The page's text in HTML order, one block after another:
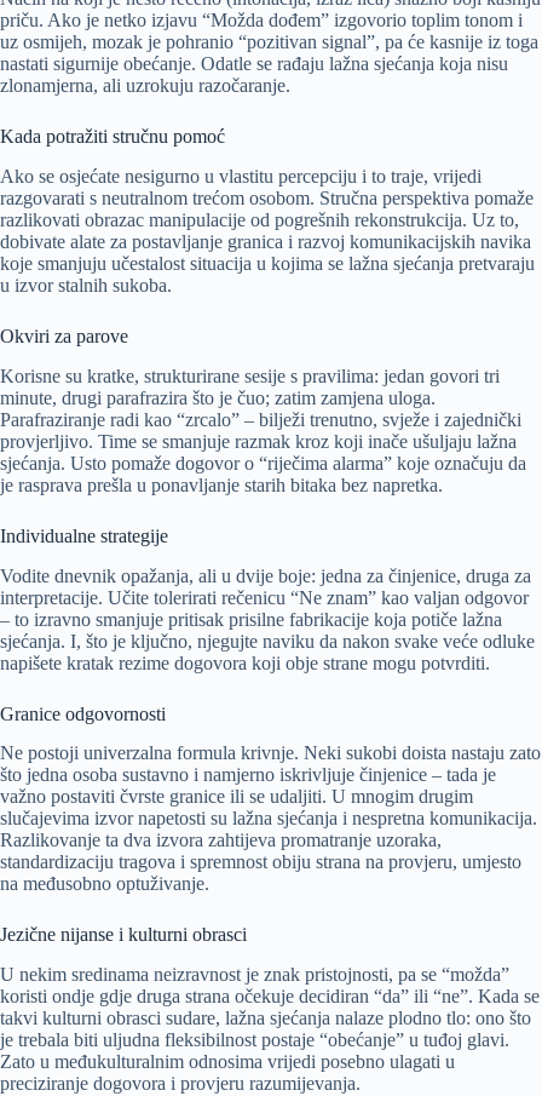
priču. Ako je netko izjavu “Možda dođem” izgovorio toplim tonom i
uz osmijeh, mozak je pohranio “pozitivan signal”, pa će kasnije iz toga
nastati sigurnije obećanje. Odatle se rađaju lažna sjećanja koja nisu
zlonamjerna, ali uzrokuju razočaranje.
Kada potražiti stručnu pomoć
Ako se osjećate nesigurno u vlastitu percepciju i to traje, vrijedi
razgovarati s neutralnom trećom osobom. Stručna perspektiva pomaže
razlikovati obrazac manipulacije od pogrešnih rekonstrukcija. Uz to,
dobivate alate za postavljanje granica i razvoj komunikacijskih navika
koje smanjuju učestalost situacija u kojima se lažna sjećanja pretvaraju
u izvor stalnih sukoba.
Okviri za parove
Korisne su kratke, strukturirane sesije s pravilima: jedan govori tri
minute, drugi parafrazira što je čuo; zatim zamjena uloga.
Parafraziranje radi kao “zrcalo” – bilježi trenutno, svježe i zajednički
provjerljivo. Time se smanjuje razmak kroz koji inače ušuljaju lažna
sjećanja. Usto pomaže dogovor o “riječima alarma” koje označuju da
je rasprava prešla u ponavljanje starih bitaka bez napretka.
Individualne strategije
Vodite dnevnik opažanja, ali u dvije boje: jedna za činjenice, druga za
interpretacije. Učite tolerirati rečenicu “Ne znam” kao valjan odgovor
– to izravno smanjuje pritisak prisilne fabrikacije koja potiče lažna
sjećanja. I, što je ključno, njegujte naviku da nakon svake veće odluke
napišete kratak rezime dogovora koji obje strane mogu potvrditi.
Granice odgovornosti
Ne postoji univerzalna formula krivnje. Neki sukobi doista nastaju zato
što jedna osoba sustavno i namjerno iskrivljuje činjenice – tada je
važno postaviti čvrste granice ili se udaljiti. U mnogim drugim
slučajevima izvor napetosti su lažna sjećanja i nespretna komunikacija.
Razlikovanje ta dva izvora zahtijeva promatranje uzoraka,
standardizaciju tragova i spremnost obiju strana na provjeru, umjesto
na međusobno optuživanje.
Jezične nijanse i kulturni obrasci
U nekim sredinama neizravnost je znak pristojnosti, pa se “možda”
koristi ondje gdje druga strana očekuje decidiran “da” ili “ne”. Kada se
takvi kulturni obrasci sudare, lažna sjećanja nalaze plodno tlo: ono što
je trebala biti uljudna fleksibilnost postaje “obećanje” u tuđoj glavi.
Zato u međukulturalnim odnosima vrijedi posebno ulagati u
preciziranje dogovora i provjeru razumijevanja.